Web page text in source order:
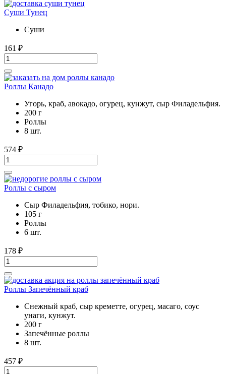
Суши Тунец
Суши
161 ₽
Роллы Канадо
Угорь, краб, авокадо, огурец, кунжут, сыр Филадельфия.
200 г
Роллы
8 шт.
574 ₽
Роллы с сыром
Сыр Филадельфия, тобико, нори.
105 г
Роллы
6 шт.
178 ₽
Роллы Запечённый краб
Снежный краб, сыр креметте, огурец, масаго, соус
унаги, кунжут.
200 г
Запечённые роллы
8 шт.
457 ₽